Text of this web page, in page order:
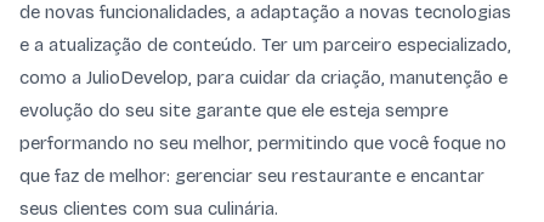
de novas funcionalidades, a adaptação a novas tecnologias
e a atualização de conteúdo. Ter um parceiro especializado,
como a JulioDevelop, para cuidar da criação, manutenção e
evolução do seu site garante que ele esteja sempre
performando no seu melhor, permitindo que você foque no
que faz de melhor: gerenciar seu restaurante e encantar
seus clientes com sua culinária.